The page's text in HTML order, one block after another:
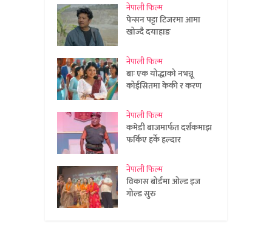
नेपाली फिल्म
पेन्सन पट्टा टिजरमा आमा
खोज्दै दयाहाङ
नेपाली फिल्म
बाः एक योद्धाको नभन्नू
कोईसितमा केकी र करण
नेपाली फिल्म
कमेडी बाजमार्फत दर्शकमाझ
फर्किए हर्के हल्दार
नेपाली फिल्म
विकास बोर्डमा ओल्ड इज
गोल्ड सुरु